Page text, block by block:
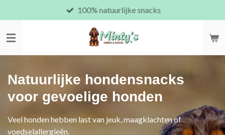
direct
naar
100% natuurlijke snacks
Natuurlijke hondensnacks
voor gevoelige honden
Veel honden hebben last van jeuk, maagklachten of
voedselallergieën.